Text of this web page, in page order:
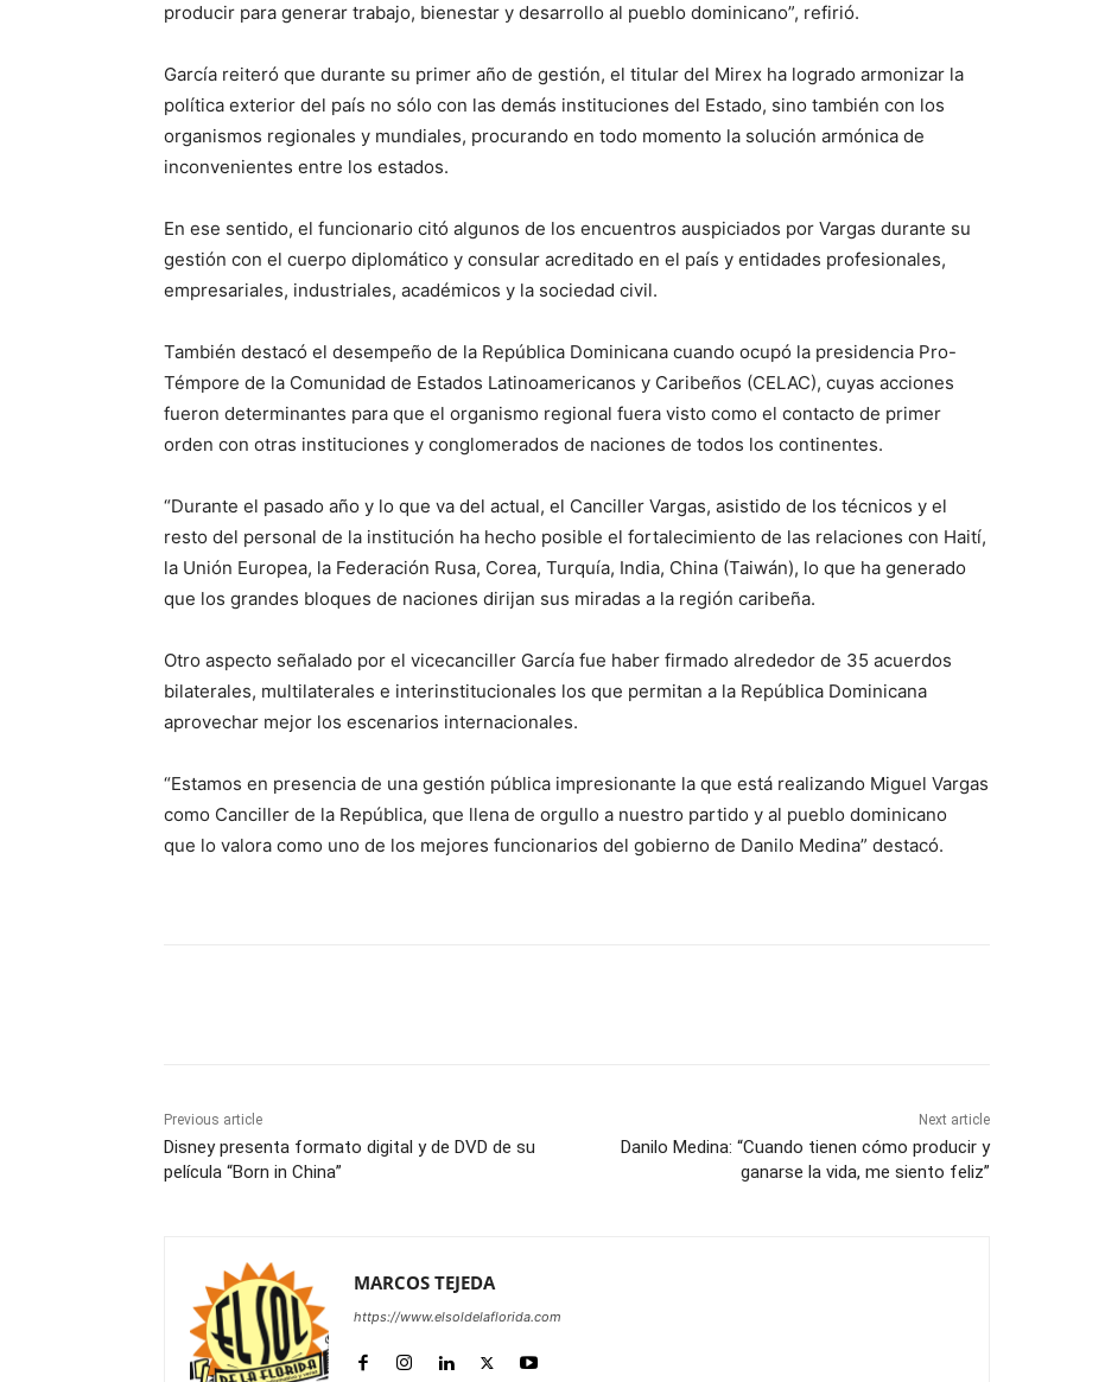
producir para generar trabajo, bienestar y desarrollo al pueblo dominicano”, refirió.
García reiteró que durante su primer año de gestión, el titular del Mirex ha logrado armonizar la
política exterior del país no sólo con las demás instituciones del Estado, sino también con los
organismos regionales y mundiales, procurando en todo momento la solución armónica de
inconvenientes entre los estados.
En ese sentido, el funcionario citó algunos de los encuentros auspiciados por Vargas durante su
gestión con el cuerpo diplomático y consular acreditado en el país y entidades profesionales,
empresariales, industriales, académicos y la sociedad civil.
También destacó el desempeño de la República Dominicana cuando ocupó la presidencia Pro-
Témpore de la Comunidad de Estados Latinoamericanos y Caribeños (CELAC), cuyas acciones
fueron determinantes para que el organismo regional fuera visto como el contacto de primer
orden con otras instituciones y conglomerados de naciones de todos los continentes.
“Durante el pasado año y lo que va del actual, el Canciller Vargas, asistido de los técnicos y el
resto del personal de la institución ha hecho posible el fortalecimiento de las relaciones con Haití,
la Unión Europea, la Federación Rusa, Corea, Turquía, India, China (Taiwán), lo que ha generado
que los grandes bloques de naciones dirijan sus miradas a la región caribeña.
Otro aspecto señalado por el vicecanciller García fue haber firmado alrededor de 35 acuerdos
bilaterales, multilaterales e interinstitucionales los que permitan a la República Dominicana
aprovechar mejor los escenarios internacionales.
“Estamos en presencia de una gestión pública impresionante la que está realizando Miguel Vargas
como Canciller de la República, que llena de orgullo a nuestro partido y al pueblo dominicano
que lo valora como uno de los mejores funcionarios del gobierno de Danilo Medina” destacó.
Previous article
Disney presenta formato digital y de DVD de su
película “Born in China”
Next article
Danilo Medina: “Cuando tienen cómo producir y
ganarse la vida, me siento feliz”
MARCOS TEJEDA
https://www.elsoldelaflorida.com